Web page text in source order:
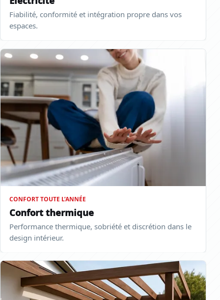
Fiabilité, conformité et intégration propre dans vos
espaces.
CONFORT TOUTE L’ANNÉE
Confort thermique
Performance thermique, sobriété et discrétion dans le
design intérieur.